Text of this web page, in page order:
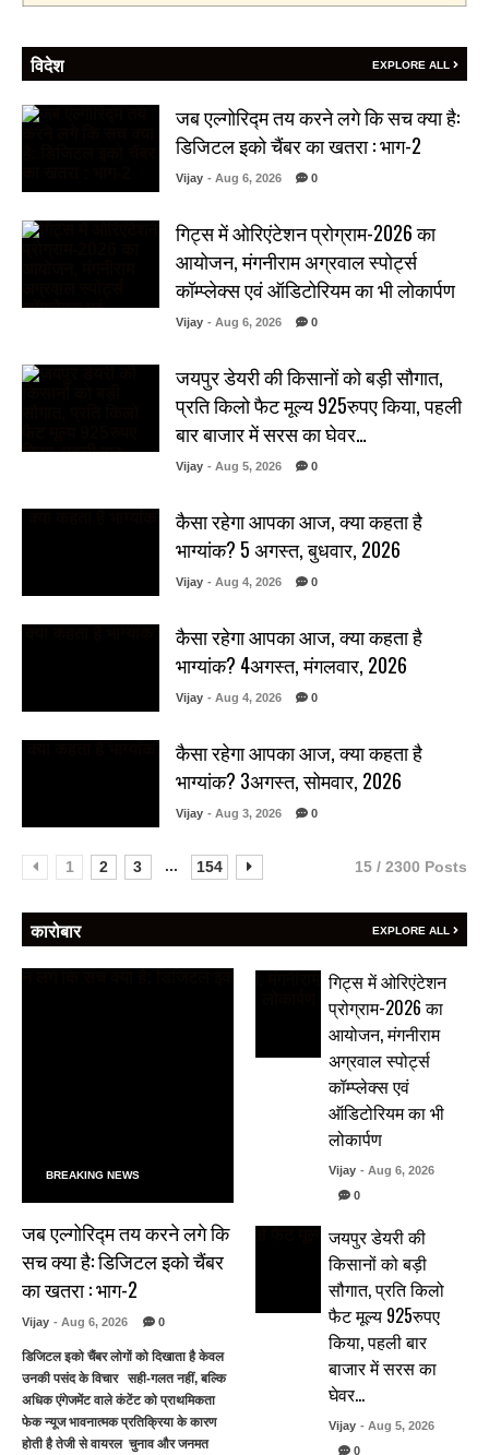
विदेश EXPLORE ALL
जब एल्गोरिद्म तय करने लगे कि सच क्या है:
डिजिटल इको चैंबर का खतरा : भाग-2
Vijay - Aug 6, 2026 0
गिट्स में ओरिएंटेशन प्रोग्राम-2026 का
आयोजन, मंगनीराम अग्रवाल स्पोर्ट्स
कॉम्प्लेक्स एवं ऑडिटोरियम का भी लोकार्पण
Vijay - Aug 6, 2026 0
जयपुर डेयरी की किसानों को बड़ी सौगात,
प्रति किलो फैट मूल्य 925रुपए किया, पहली
बार बाजार में सरस का घेवर…
Vijay - Aug 5, 2026 0
कैसा रहेगा आपका आज, क्या कहता है
भाग्यांक? 5 अगस्त, बुधवार, 2026
Vijay - Aug 4, 2026 0
कैसा रहेगा आपका आज, क्या कहता है
भाग्यांक? 4अगस्त, मंगलवार, 2026
Vijay - Aug 4, 2026 0
कैसा रहेगा आपका आज, क्या कहता है
भाग्यांक? 3अगस्त, सोमवार, 2026
Vijay - Aug 3, 2026 0
1 2 3 ... 154 15 / 2300 Posts
कारोबार EXPLORE ALL
BREAKING NEWS
जब एल्गोरिद्म तय करने लगे कि
सच क्या है: डिजिटल इको चैंबर
का खतरा : भाग-2
Vijay - Aug 6, 2026 0
डिजिटल इको चैंबर लोगों को दिखाता है केवल
उनकी पसंद के विचार सही-गलत नहीं, बल्कि
अधिक एंगेजमेंट वाले कंटेंट को प्राथमिकता
फेक न्यूज भावनात्मक प्रतिक्रिया के कारण
होती है तेजी से वायरल चुनाव और जनमत
गिट्स में ओरिएंटेशन
प्रोग्राम-2026 का
आयोजन, मंगनीराम
अग्रवाल स्पोर्ट्स
कॉम्प्लेक्स एवं
ऑडिटोरियम का भी
लोकार्पण
Vijay - Aug 6, 2026
0
जयपुर डेयरी की
किसानों को बड़ी
सौगात, प्रति किलो
फैट मूल्य 925रुपए
किया, पहली बार
बाजार में सरस का
घेवर…
Vijay - Aug 5, 2026
0